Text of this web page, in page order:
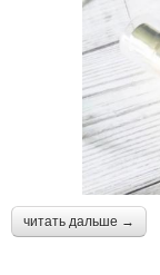
читать дальше →